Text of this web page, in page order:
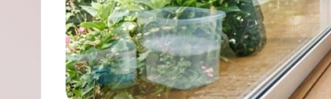
s.
nl